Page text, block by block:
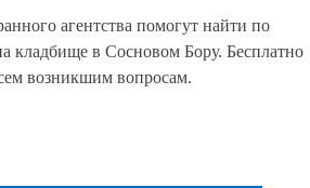
агентства помогут найти по
кладбище в Сосновом Бору. Бесплатно
возникшим вопросам.